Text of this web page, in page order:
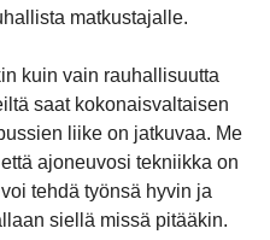
matkustajalle.
kuin vain rauhallisuutta
saat kokonaisvaltaisen
liike on jatkuvaa. Me
ajoneuvosi tekniikka on
tehdä työnsä hyvin ja
siellä missä pitääkin.